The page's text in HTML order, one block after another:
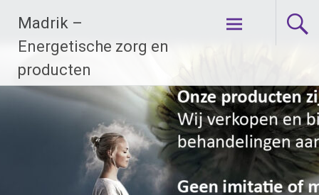
naarMadrik –
Energetische zorg en
producten